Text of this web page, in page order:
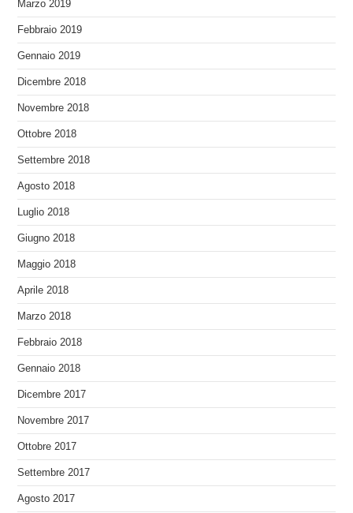
Marzo 2019
Febbraio 2019
Gennaio 2019
Dicembre 2018
Novembre 2018
Ottobre 2018
Settembre 2018
Agosto 2018
Luglio 2018
Giugno 2018
Maggio 2018
Aprile 2018
Marzo 2018
Febbraio 2018
Gennaio 2018
Dicembre 2017
Novembre 2017
Ottobre 2017
Settembre 2017
Agosto 2017